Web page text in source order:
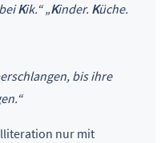
Kik.“ „Kinder. Küche.
bis ihre
nur mit